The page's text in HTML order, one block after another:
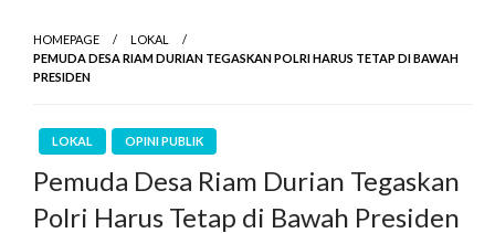
HOMEPAGE
LOKAL
PEMUDA DESA RIAM DURIAN TEGASKAN POLRI HARUS TETAP DI BAWAH
PRESIDEN
LOKAL OPINI PUBLIK
Pemuda Desa Riam Durian Tegaskan
Polri Harus Tetap di Bawah Presiden